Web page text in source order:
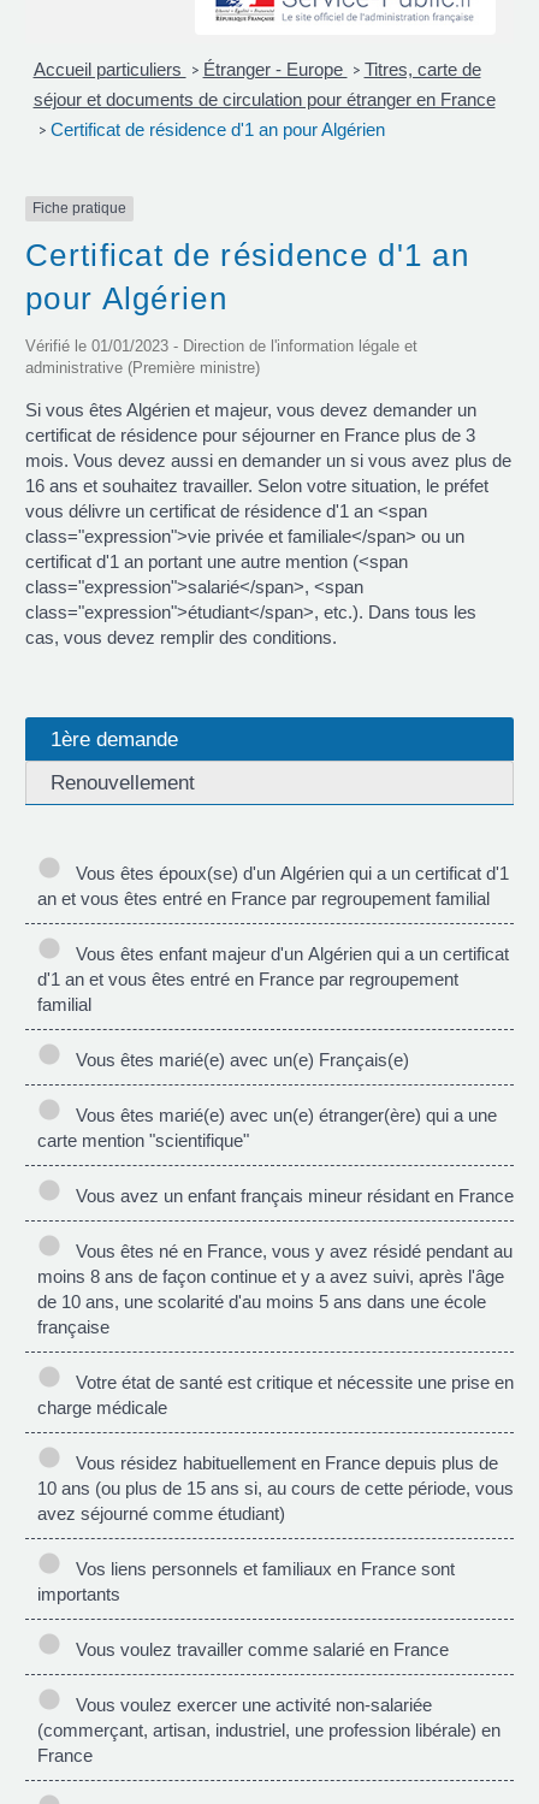
Accueil particuliers > Étranger - Europe > Titres, carte de
séjour et documents de circulation pour étranger en France
> Certificat de résidence d'1 an pour Algérien
Fiche pratique
Certificat de résidence d'1 an
pour Algérien
Vérifié le 01/01/2023 - Direction de l'information légale et
administrative (Première ministre)
Si vous êtes Algérien et majeur, vous devez demander un
certificat de résidence pour séjourner en France plus de 3
mois. Vous devez aussi en demander un si vous avez plus de
16 ans et souhaitez travailler. Selon votre situation, le préfet
vous délivre un certificat de résidence d'1 an <span
class="expression">vie privée et familiale</span> ou un
certificat d'1 an portant une autre mention (<span
class="expression">salarié</span>, <span
class="expression">étudiant</span>, etc.). Dans tous les
cas, vous devez remplir des conditions.
1ère demande
Renouvellement
Vous êtes époux(se) d'un Algérien qui a un certificat d'1
an et vous êtes entré en France par regroupement familial
Vous êtes enfant majeur d'un Algérien qui a un certificat
d'1 an et vous êtes entré en France par regroupement
familial
Vous êtes marié(e) avec un(e) Français(e)
Vous êtes marié(e) avec un(e) étranger(ère) qui a une
carte mention "scientifique"
Vous avez un enfant français mineur résidant en France
Vous êtes né en France, vous y avez résidé pendant au
moins 8 ans de façon continue et y a avez suivi, après l'âge
de 10 ans, une scolarité d'au moins 5 ans dans une école
française
Votre état de santé est critique et nécessite une prise en
charge médicale
Vous résidez habituellement en France depuis plus de
10 ans (ou plus de 15 ans si, au cours de cette période, vous
avez séjourné comme étudiant)
Vos liens personnels et familiaux en France sont
importants
Vous voulez travailler comme salarié en France
Vous voulez exercer une activité non-salariée
(commerçant, artisan, industriel, une profession libérale) en
France